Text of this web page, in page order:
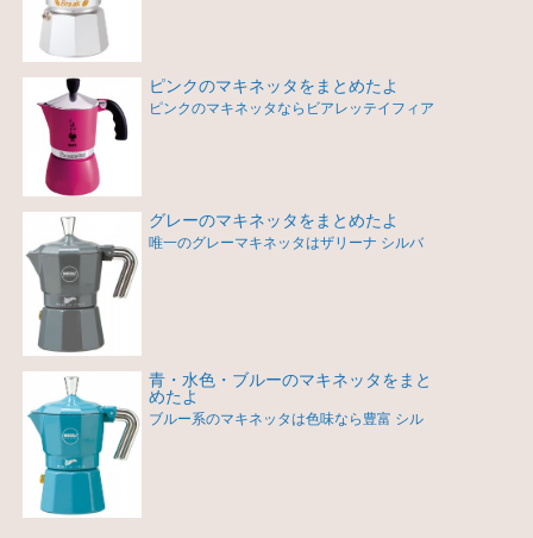
ピンクのマキネッタをまとめたよ
ピンクのマキネッタならビアレッテイフィア
グレーのマキネッタをまとめたよ
唯一のグレーマキネッタはザリーナ シルバ
青・水色・ブルーのマキネッタをまと
めたよ
ブルー系のマキネッタは色味なら豊富 シル